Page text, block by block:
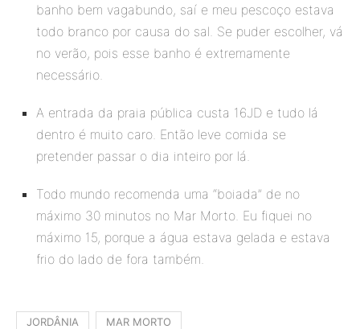
banho bem vagabundo, saí e meu pescoço estava
todo branco por causa do sal. Se puder escolher, vá
no verão, pois esse banho é extremamente
necessário.
A entrada da praia pública custa 16JD e tudo lá
dentro é muito caro. Então leve comida se
pretender passar o dia inteiro por lá.
Todo mundo recomenda uma “boiada” de no
máximo 30 minutos no Mar Morto. Eu fiquei no
máximo 15, porque a água estava gelada e estava
frio do lado de fora também.
JORDÂNIA MAR MORTO